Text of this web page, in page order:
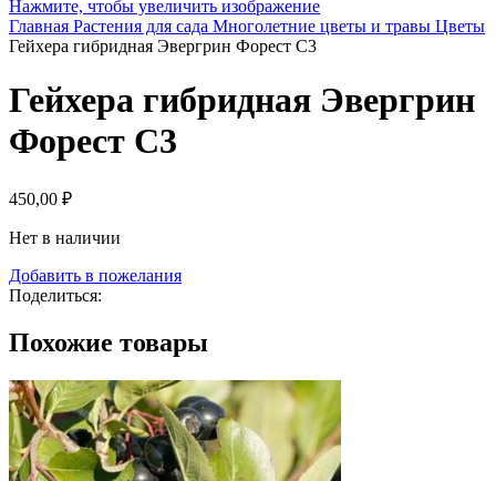
Нажмите, чтобы увеличить изображение
Главная Растения для сада Многолетние цветы и травы Цветы
Гейхера гибридная Эвергрин Форест С3
Гейхера гибридная Эвергрин
Форест С3
450,00 ₽
Нет в наличии
Добавить в пожелания
Поделиться:
Похожие товары